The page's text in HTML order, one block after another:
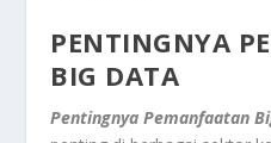
PENTINGNYA
BIG DATA
Pentingnya Pemanfaatan